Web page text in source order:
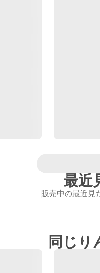
最近
販売中の最近見
同じり